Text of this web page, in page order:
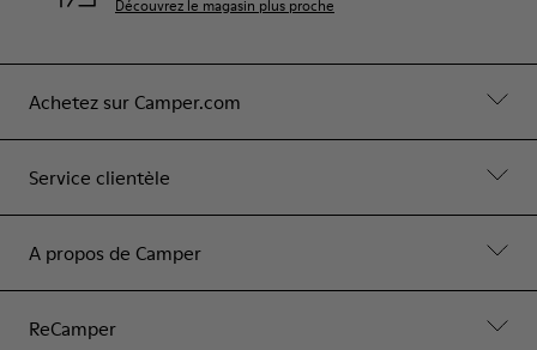
Achetez sur Camper.com
Service clientèle
A propos de Camper
ReCamper
Découvrez le magasin plus proche